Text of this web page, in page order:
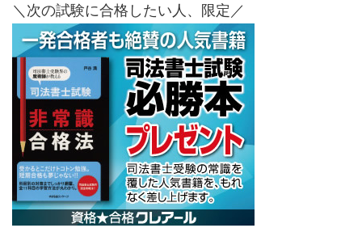
＼次の試験に合格したい人、限定／